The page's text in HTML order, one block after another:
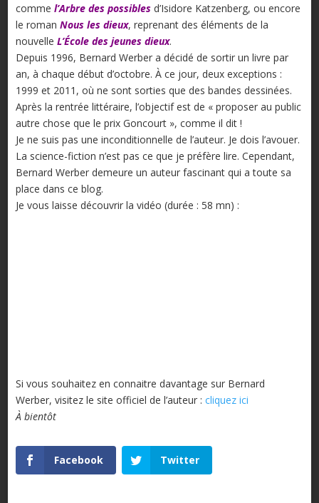
comme l’Arbre des possibles d’Isidore Katzenberg, ou encore
le roman Nous les dieux, reprenant des éléments de la
nouvelle L’École des jeunes dieux.
Depuis 1996, Bernard Werber a décidé de sortir un livre par
an, à chaque début d’octobre. À ce jour, deux exceptions :
1999 et 2011, où ne sont sorties que des bandes dessinées.
Après la rentrée littéraire, l’objectif est de « proposer au public
autre chose que le prix Goncourt », comme il dit !
Je ne suis pas une inconditionnelle de l’auteur. Je dois l’avouer.
La science-fiction n’est pas ce que je préfère lire. Cependant,
Bernard Werber demeure un auteur fascinant qui a toute sa
place dans ce blog.
Je vous laisse découvrir la vidéo (durée : 58 mn) :
Si vous souhaitez en connaitre davantage sur Bernard
Werber, visitez le site officiel de l’auteur : cliquez ici
À bientôt
Facebook Twitter